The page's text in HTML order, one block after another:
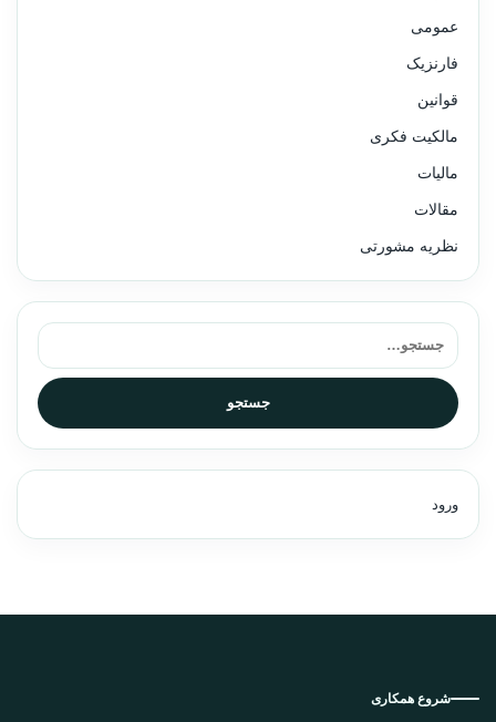
عمومی
فارنزیک
قوانین
مالکیت فکری
مالیات
مقالات
نظریه مشورتی
جستجو برای:
جستجو
ورود
شروع همکاری